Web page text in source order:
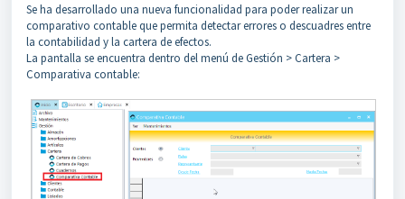
Se ha desarrollado una nueva funcionalidad para poder realizar un
comparativo contable que permita detectar errores o descuadres entre
la contabilidad y la cartera de efectos.
La pantalla se encuentra dentro del menú de Gestión > Cartera >
Comparativa contable: